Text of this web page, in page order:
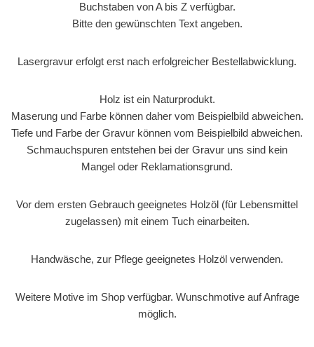
Buchstaben von A bis Z verfügbar.
Bitte den gewünschten Text angeben.
Lasergravur erfolgt erst nach erfolgreicher Bestellabwicklung.
Holz ist ein Naturprodukt.
Maserung und Farbe können daher vom Beispielbild abweichen.
Tiefe und Farbe der Gravur können vom Beispielbild abweichen.
Schmauchspuren entstehen bei der Gravur uns sind kein
Mangel oder Reklamationsgrund.
Vor dem ersten Gebrauch geeignetes Holzöl (für Lebensmittel
zugelassen) mit einem Tuch einarbeiten.
Handwäsche, zur Pflege geeignetes Holzöl verwenden.
Weitere Motive im Shop verfügbar. Wunschmotive auf Anfrage
möglich.